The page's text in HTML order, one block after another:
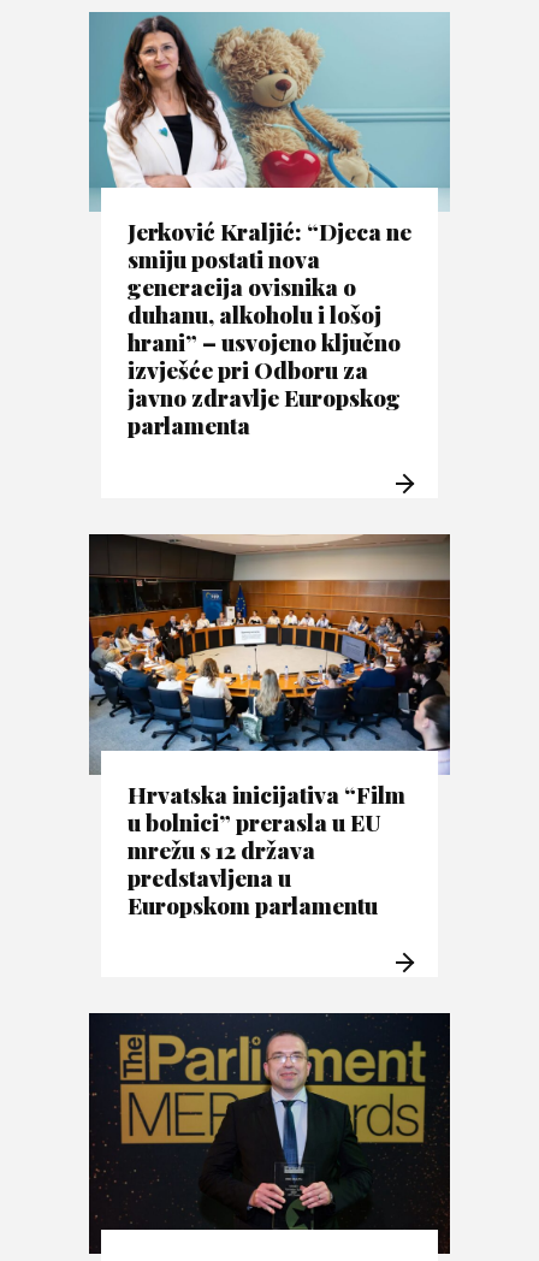
Jerković Kraljić: “Djeca ne
smiju postati nova
generacija ovisnika o
duhanu, alkoholu i lošoj
hrani” – usvojeno ključno
izvješće pri Odboru za
javno zdravlje Europskog
parlamenta
Hrvatska inicijativa “Film
u bolnici” prerasla u EU
mrežu s 12 država
predstavljena u
Europskom parlamentu